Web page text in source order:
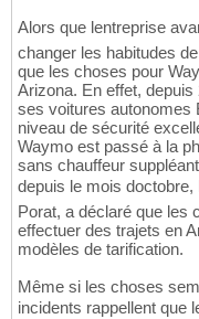
Alors que lentreprise
changer les habitudes
que les choses pour
Arizona. En effet,
ses voitures autonomes
niveau de sécurité
Waymo est passé à la
sans chauffeur
depuis le mois
Porat, a déclaré que les
effectuer des trajets en
modèles de tarification.
Même si les choses
incidents rappellent que